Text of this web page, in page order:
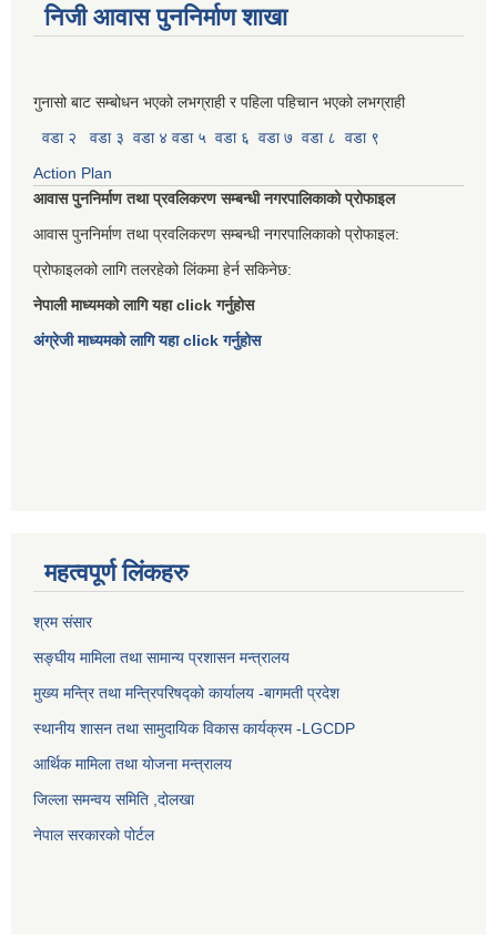
निजी आवास पुननिर्माण शाखा
गुनासो बाट सम्बोधन भएको लभग्राही र पहिला पहिचान भएको लभग्राही
वडा २
वडा ३ वडा ४ वडा ५ वडा ६ वडा ७ वडा ८ वडा ९
Action Plan
आवास पुननिर्माण तथा प्रवलिकरण सम्बन्धी नगरपालिकाको प्रोफाइल
आवास पुननिर्माण तथा प्रवलिकरण सम्बन्धी नगरपालिकाको प्रोफाइल:
प्रोफाइलको लागि तलरहेको लिंकमा हेर्न सकिनेछ:
नेपाली माध्यमको लागि यहा click गर्नुहोस
अंग्रेजी माध्यमको लागि यहा click गर्नुहोस
महत्वपूर्ण लिंकहरु
श्रम संसार
सङ्घीय मामिला तथा सामान्य प्रशासन मन्त्रालय
मुख्य मन्त्रि तथा मन्त्रिपरिषद्को कार्यालय -बागमती प्रदेश
स्थानीय शासन तथा सामुदायिक विकास कार्यक्रम -LGCDP
आर्थिक मामिला तथा योजना मन्त्रालय
जिल्ला समन्वय समिति ,दोलखा
नेपाल सरकारको पोर्टल